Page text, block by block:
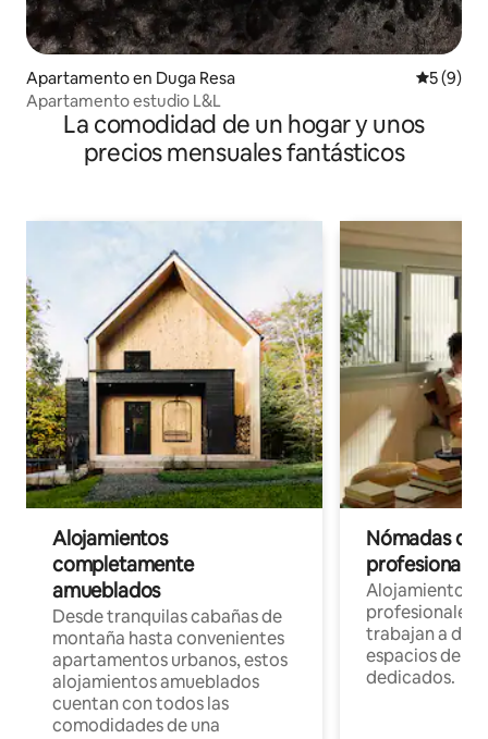
Apartamento en Duga Resa
5 (9)
Apartamento estudio L&L
La comodidad de un hogar y unos
precios mensuales fantásticos
Alojamientos
completamente
amueblados
Desde tranquilas cabañas de
montaña hasta convenientes
apartamentos urbanos, estos
alojamientos amueblados
cuentan con todos las
comodidades de una
Nómadas
Alojamientos
profesionales
trabajan a
espacios de
dedicados.